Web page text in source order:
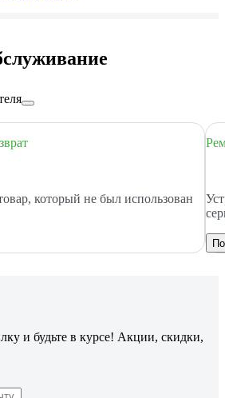
который не был использован
и будьте в курсе! Акции, скидки,